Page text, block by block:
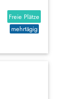
Freie Plätze
mehrtägig